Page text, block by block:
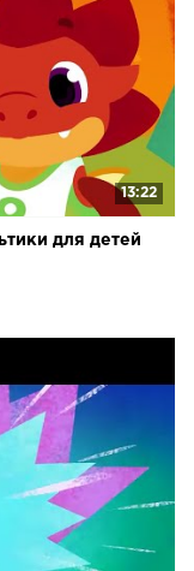
13:22
для детей